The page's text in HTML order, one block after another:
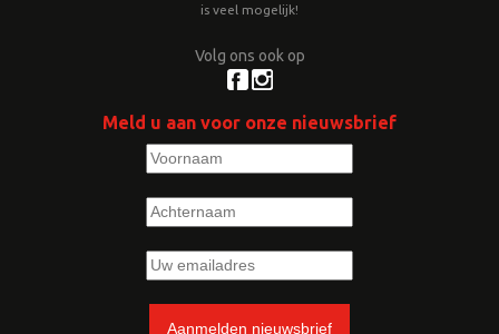
is veel mogelijk!
Volg ons ook op
Meld u aan voor onze nieuwsbrief